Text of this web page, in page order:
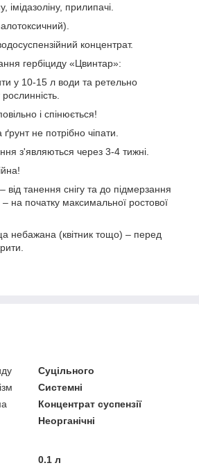
імідазоліну, прилипачі.
концентрат.
гербіциду «Цвинтар»:
у 10-15 л води та ретельно
і спінюється!
не потрібно чіпати.
з'являються через 3-4 тижні.
від танення снігу та до підмерзання
на початку максимальної ростової
небажана (квітник тощо) – перед
Суцільного
Системні
Концентрат суспензії
Неорганічні
0.1 л